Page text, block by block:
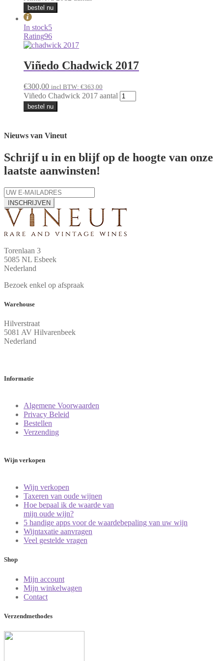
bestel nu
In stock5
Rating96
Viñedo Chadwick 2017
€300,00 incl BTW: €363,00
Viñedo Chadwick 2017 aantal
bestel nu
Nieuws van Vineut
Schrijf u in en blijf op de hoogte van onze
laatste aanwinsten!
INSCHRIJVEN
Torenlaan 3
5085 NL Esbeek
Nederland
Bezoek enkel op afspraak
Warehouse
Hilverstraat
5081 AV Hilvarenbeek
Nederland
Informatie
Algemene Voorwaarden
Privacy Beleid
Bestellen
Verzending
Wijn verkopen
Wijn verkopen
Taxeren van oude wijnen
Hoe bepaal ik de waarde van
mijn oude wijn?
5 handige apps voor de waardebepaling van uw wijn
Wijntaxatie aanvragen
Veel gestelde vragen
Shop
Mijn account
Mijn winkelwagen
Contact
Verzendmethodes